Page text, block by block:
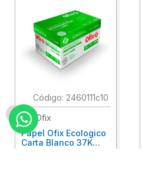
: 2460111c10
Ofix
Papel Ofix Ecologico
Carta Blanco 37K